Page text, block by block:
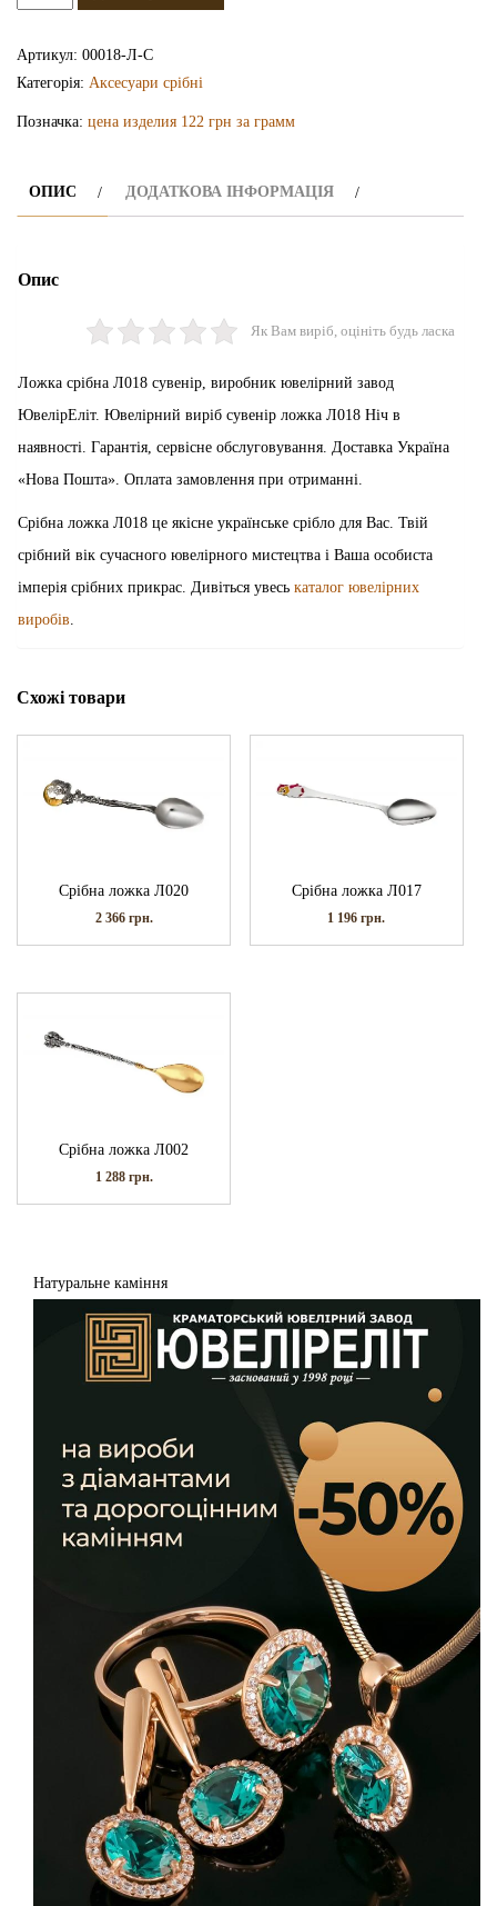
Артикул: 00018-Л-С
Категорія: Аксесуари срібні
Позначка: цена изделия 122 грн за грамм
ОПИС ДОДАТКОВА ІНФОРМАЦІЯ
Опис
Як Вам виріб, оцініть будь ласка
Ложка срібна Л018 сувенір, виробник ювелірний завод
ЮвелірЕліт. Ювелірний виріб сувенір ложка Л018 Ніч в
наявності. Гарантія, сервісне обслуговування. Доставка Україна
«Нова Пошта». Оплата замовлення при отриманні.
Срібна ложка Л018 це якісне українське срібло для Вас. Твій
срібний вік сучасного ювелірного мистецтва і Ваша особиста
імперія срібних прикрас. Дивіться увесь каталог ювелірних
виробів
Схожі товари
Срібна ложка Л020
2 366 грн.
Срібна ложка Л017
1 196грн.
Срібна ложка Л002
1 288 грн.
Натуральне каміння